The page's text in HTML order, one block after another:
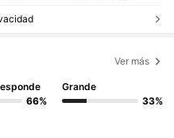
Ver más
66%
Grande
33%